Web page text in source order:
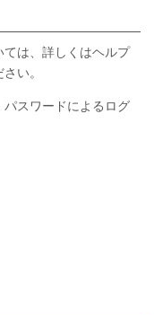
は、詳しくはヘルプ
い。
スワードによるログ